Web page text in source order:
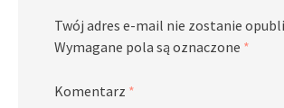
Twój adres e-mail nie zostanie
Wymagane pola są oznaczone *
Komentarz *